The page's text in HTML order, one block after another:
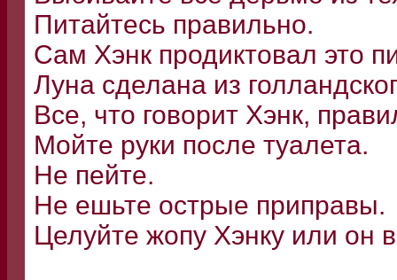
Питайтесь правильно.
Сам Хэнк продиктовал это
Луна сделана из
Все, что говорит Хэнк,
Мойте руки после туалета.
Не пейте.
Не ешьте острые приправы.
Целуйте жопу Хэнку или он